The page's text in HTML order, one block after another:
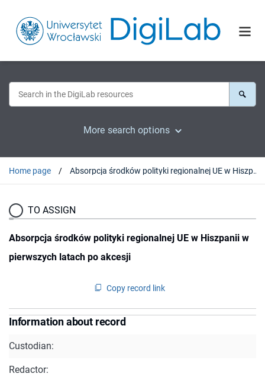
More search options
Home page Absorpcja środków polityki regionalnej UE w Hiszpanii w pierwszych latach po akcesji
TO ASSIGN
Absorpcja środków polityki regionalnej UE w Hiszpanii w
pierwszych latach po akcesji
Copy record link
Information about record
Custodian:
Redactor: